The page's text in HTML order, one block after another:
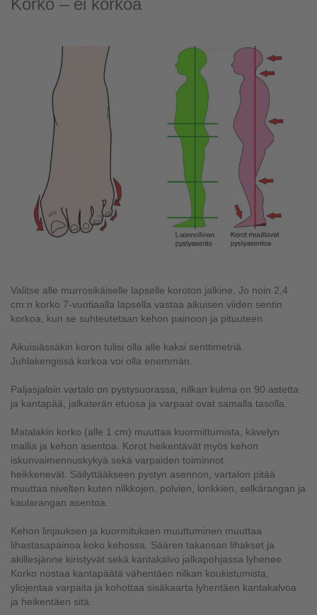
Valitse alle murrosikäiselle lapselle koroton jalkine. Jo noin 2,4
cm:n korko 7-vuotiaalla lapsella vastaa aikuisen viiden sentin
korkoa, kun se suhteutetaan kehon painoon ja pituuteen.
Aikuisiässäkin koron tulisi olla alle kaksi senttimetriä.
Juhlakengissä korkoa voi olla enemmän.
Paljasjaloin vartalo on pystysuorassa, nilkan kulma on 90 astetta
ja kantapää, jalkaterän etuosa ja varpaat ovat samalla tasolla.
Matalakin korko (alle 1 cm) muuttaa kuormittumista, kävelyn
mallia ja kehon asentoa. Korot heikentävät myös kehon
iskunvaimennuskykyä sekä varpaiden toiminnot
heikkenevät. Säilyttääkseen pystyn asennon, vartalon pitää
muuttaa nivelten kuten nilkkojen, polvien, lonkkien, selkärangan ja
kaularangan asentoa.
Kehon linjauksen ja kuormituksen muuttuminen muuttaa
lihastasapainoa koko kehossa. Säären takaosan lihakset ja
akillesjänne kiristyvät sekä kantakalvo jalkapohjassa lyhenee.
Korko nostaa kantapäätä vähentäen nilkan koukistumista,
yliojentaa varpaita ja kohottaa sisäkaarta lyhentäen kantakalvoa
ja heikentäen sitä.